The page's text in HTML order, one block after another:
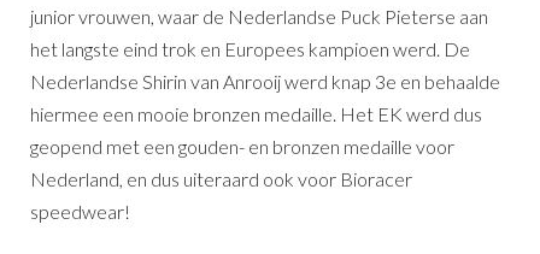
junior vrouwen, waar de Nederlandse Puck Pieterse aan
het langste eind trok en Europees kampioen werd. De
Nederlandse Shirin van Anrooij werd knap 3e en behaalde
hiermee een mooie bronzen medaille. Het EK werd dus
geopend met een gouden- en bronzen medaille voor
Nederland, en dus uiteraard ook voor Bioracer
speedwear!